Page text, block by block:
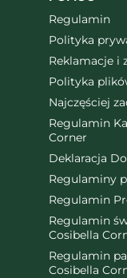
Regulamin
Polityka
Reklamacje i
Polityka
Najczęściej
Regulamin
Corner
Deklaracja
Regulaminy
Regulamin
Regulamin
Cosibella
Regulamin
Cosibella